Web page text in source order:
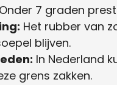
Onder 7 graden
Het rubber van
blijven.
In Nederland
grens zakken.